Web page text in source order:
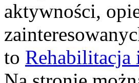
aktywności,
to Rehabilitacja